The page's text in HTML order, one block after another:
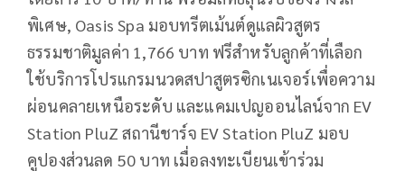
พิเศษ, Oasis Spa มอบทรีตเม้นต์ดูแลผิวสูตร
ธรรมชาติมูลค่า 1,766 บาท ฟรีสำหรับลูกค้าที่เลือก
ใช้บริการโปรแกรมนวดสปาสูตรซิกเนเจอร์เพื่อความ
ผ่อนคลายเหนือระดับ และแคมเปญออนไลน์จาก EV
Station PluZ สถานีชาร์จ EV Station PluZ มอบ
คูปองส่วนลด 50 บาท เมื่อลงทะเบียนเข้าร่วม